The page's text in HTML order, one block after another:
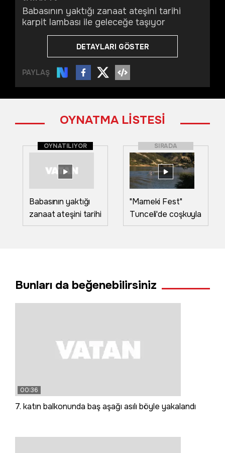
Babasının yaktığı zanaat ateşini tarihi
karpit lambası ile geleceğe taşıyor
DETAYLARI GÖSTER
PAYLAŞ
OYNATMA LİSTESİ
OYNATILIYOR
Babasının yaktığı
zanaat ateşini tarihi
karpit lambası ile
SIRADA
"Mameki Fest"
Tunceli'de coşkuyla
başladı
Bunları da beğenebilirsiniz
00:36
7. katın balkonunda baş aşağı asılı böyle yakalandı